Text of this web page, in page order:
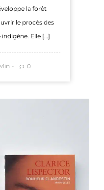
la forêt
le procès des
indigène. Elle […]
0